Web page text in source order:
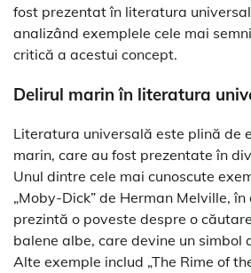
fost prezentat în literatura
analizând exemplele cele mai
critică a acestui concept.
Delirul marin în literatura
Literatura universală este plină de
marin, care au fost prezentate în
Unul dintre cele mai cunoscute
„Moby-Dick” de Herman Melville,
prezintă o poveste despre o
balene albe, care devine un simbol
Alte exemple includ „The Rime of